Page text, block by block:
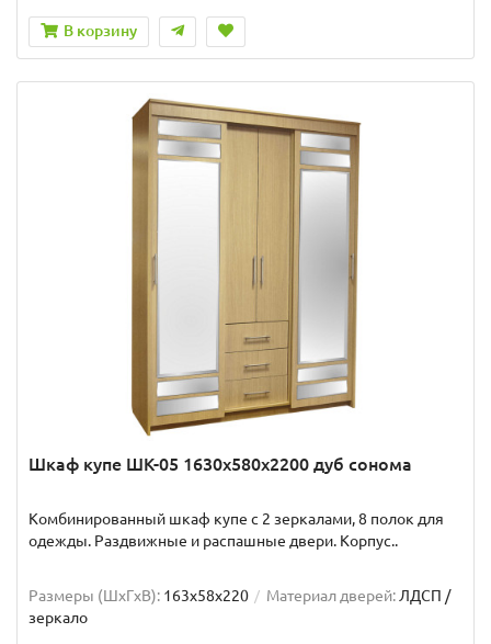
В корзину
Шкаф купе ШК-05 1630x580x2200 дуб сонома
Комбинированный шкаф купе с 2 зеркалами, 8 полок для
одежды. Раздвижные и распашные двери. Корпус..
Размеры (ШxГxВ): 163x58x220 Материал дверей: ЛДСП /
зеркало